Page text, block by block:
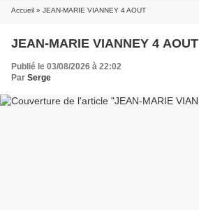
Accueil » JEAN-MARIE VIANNEY 4 AOUT
JEAN-MARIE VIANNEY 4 AOUT
Publié le 03/08/2026 à 22:02
Par Serge